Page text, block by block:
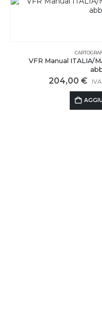
VFR Manual ITALIA/
204,00 €